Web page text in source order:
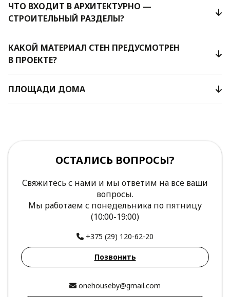
ЧТО ВХОДИТ В АРХИТЕКТУРНО —
СТРОИТЕЛЬНЫЙ РАЗДЕЛЫ?
КАКОЙ МАТЕРИАЛ СТЕН ПРЕДУСМОТРЕН
В ПРОЕКТЕ?
ПЛОЩАДИ ДОМА
ОСТАЛИСЬ ВОПРОСЫ?
Свяжитесь с нами и мы ответим на все ваши
вопросы.
Мы работаем с понедельника по пятницу
(10:00-19:00)
+375 (29) 120-62-20
Позвонить
onehouseby@gmail.com